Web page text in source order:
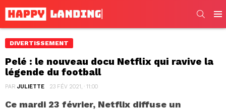
DIVERTISSEMENT
Pelé : le nouveau docu Netflix qui ravive la
légende du football
PAR JULIETTE 23 FÉV 2021, · 11:00
Ce mardi 23 février, Netflix diffuse un